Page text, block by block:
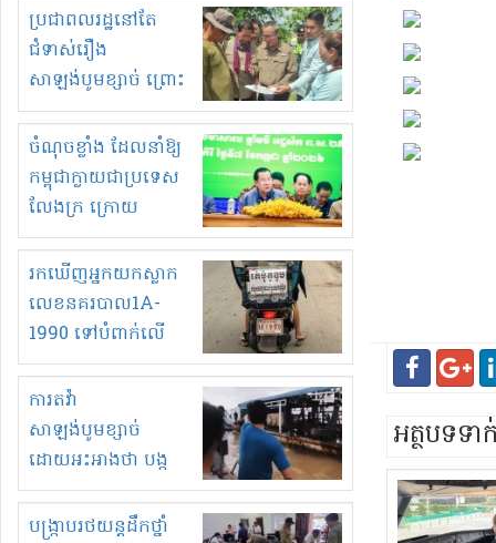
មួយចំនួនទៀត
កំពង់តែគុបគិតគ្នា
ធ្វើសកម្មភាពរកស៊ីនិង
ស្តុកទំនិញគេចពន្ធ?
ប្រជាពលរដ្ឋនៅតែ
ជំទាស់រឿង
សាឡង់បូមខ្សាច់ ព្រោះ
ខ្លាចបាក់ច្រាំងទៀត!
ចំណុចខ្លាំង ដែលនាំឱ្យ
កម្ពុជាក្លាយជាប្រទេស
លែងក្រ ក្រោយ
ឆ្នាំ២០៣០
រកឃើញអ្នកយកស្លាក
លេខនគរបាល1A-
1990 ទៅបំពាក់លើ
ម៉ូតូរបស់ខ្លួន ដាកផ្លាក
រត់ឌុបហើយ
ការតវ៉ា
សាឡង់បូមខ្សាច់
ដោយអះអាងថា បង្ក
បាក់ច្រាំងទន្លេ និង
រំខានទាំងយប់ទាំងថ្ងៃ
បង្ក្រាបរថយន្តដឹកថ្នាំ
អត្ថបទទ